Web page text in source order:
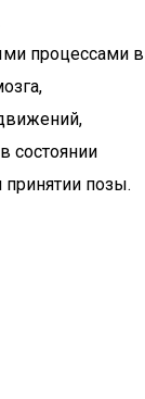
процессами в
состоянии
позы.